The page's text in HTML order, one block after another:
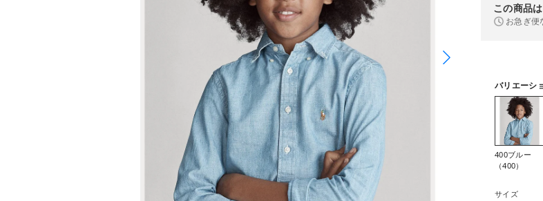
この商品は
お急ぎ便
バリエーシ
400ブルー
（400）
サイズ